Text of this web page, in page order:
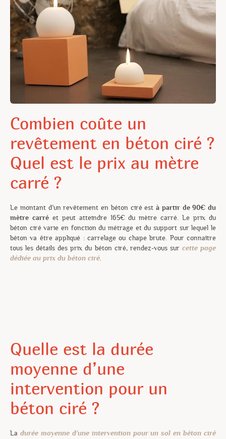
Combien coûte un
revêtement en béton ciré ?
Quel est le prix au mètre
carré ?
Le montant d’un revêtement en béton ciré est à partir de 90€ du
mètre carréet peut atteindre 165€ du mètre carré.Le prix du
béton ciré varie en fonction du métrage et du support sur lequel le
béton va être appliqué : carrelage ou chape brute. Pour connaître
tous les détails des prix du béton ciré, rendez-vous sur cette page
dédiée au prix du béton ciré.
Quelle est la durée
moyenne d’une
intervention pour un
béton ciré ?
La durée moyenne d’une intervention pour un sol en béton ciré